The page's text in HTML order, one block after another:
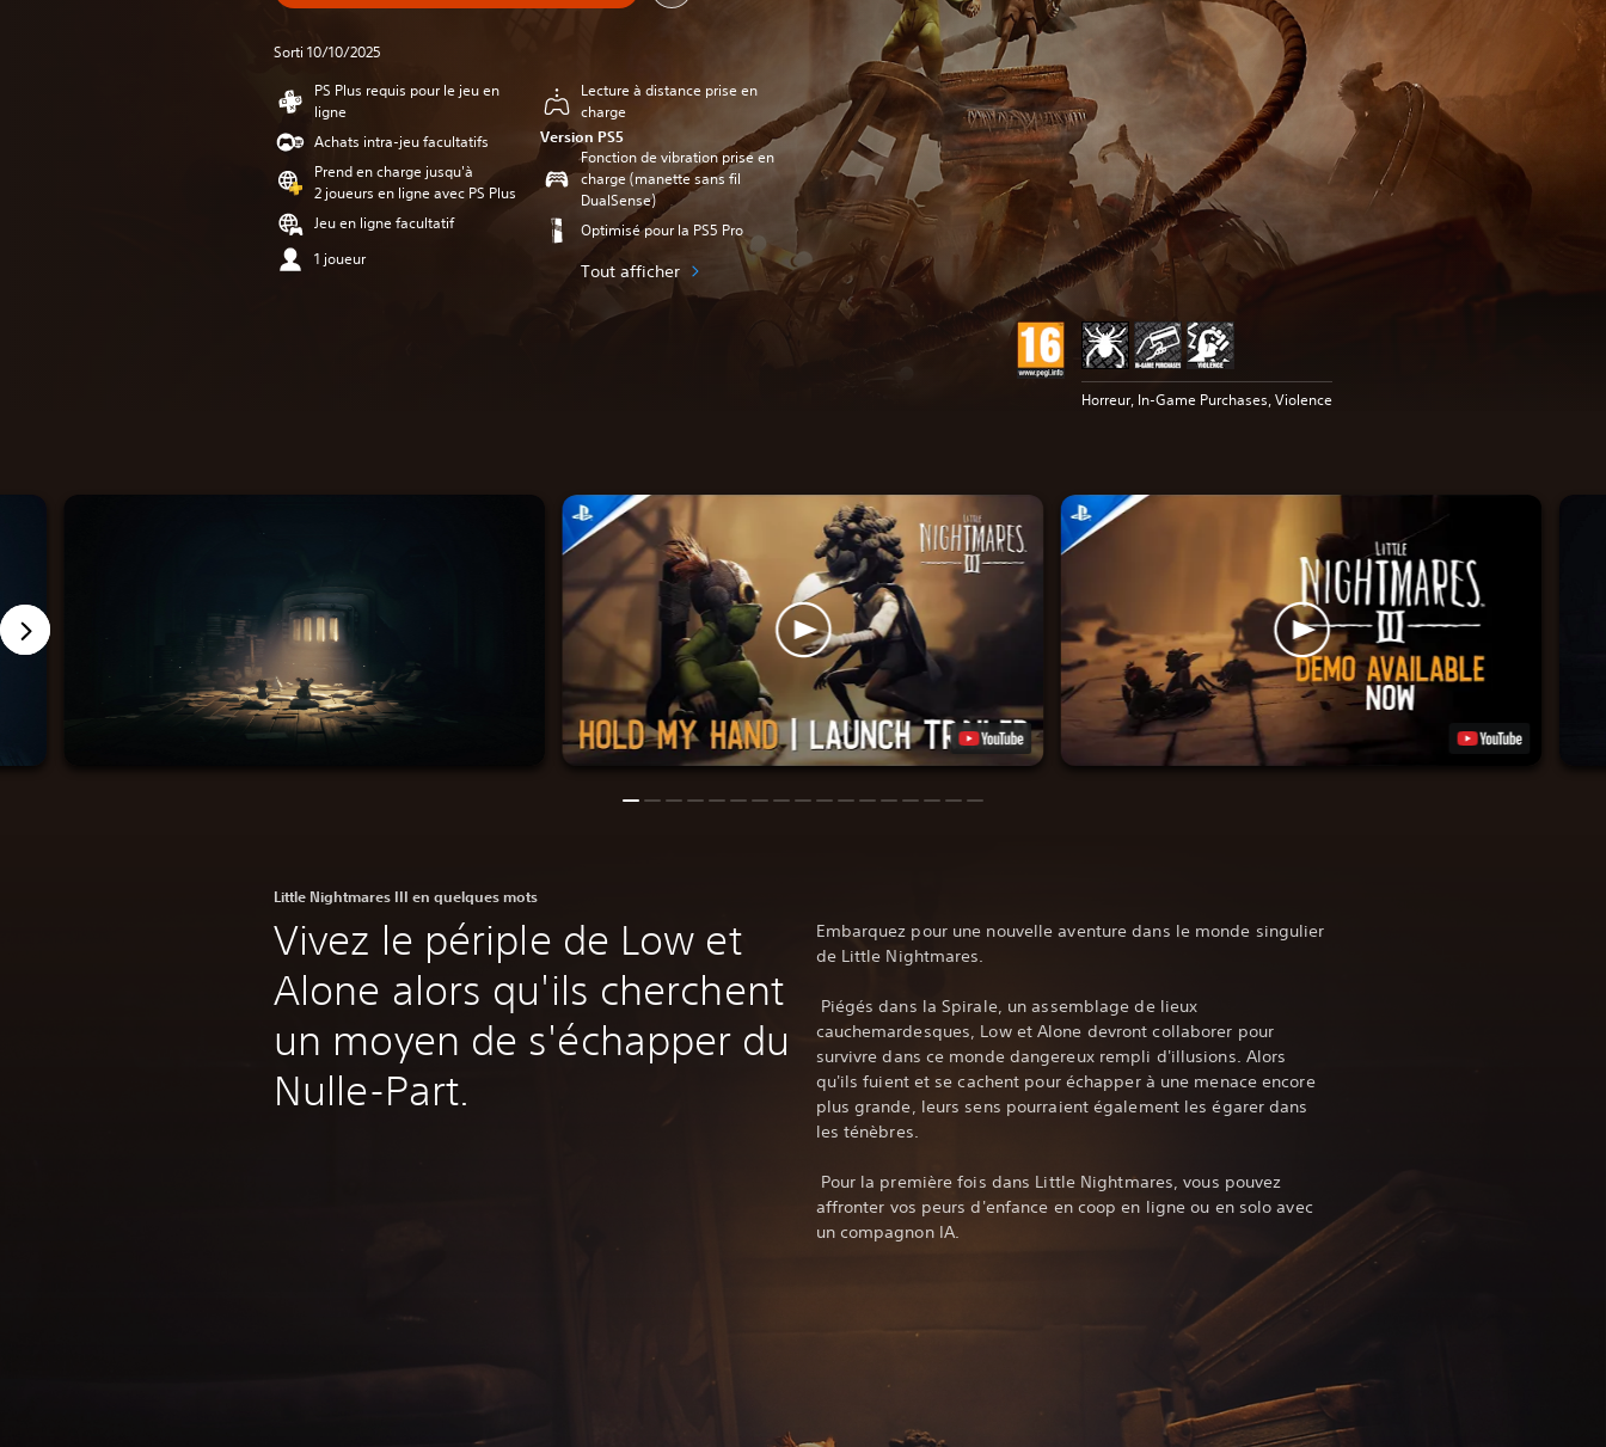
Sorti 10/10/2025
PS Plus requis pour le jeu en
ligne
Achats intra-jeu facultatifs
Prend en charge jusqu'à
2 joueurs en ligne avec PS Plus
Jeu en ligne facultatif
1 joueur
Lecture à distance prise en
charge
Version PS5
Fonction de vibration prise en
charge (manette sans fil
DualSense)
Optimisé pour la PS5 Pro
Tout afficher
Horreur, In-Game Purchases, Violence
Little Nightmares III en quelques mots
Vivez le périple de Low et
Alone alors qu'ils cherchent
un moyen de s'échapper du
Nulle-Part.
Embarquez pour une nouvelle aventure dans le monde singulier
de Little Nightmares.
‎ Piégés dans la Spirale, un assemblage de lieux
cauchemardesques, Low et Alone devront collaborer pour
survivre dans ce monde dangereux rempli d'illusions. Alors
qu'ils fuient et se cachent pour échapper à une menace encore
plus grande, leurs sens pourraient également les égarer dans
les ténèbres.
‎ Pour la première fois dans Little Nightmares, vous pouvez
affronter vos peurs d'enfance en coop en ligne ou en solo avec
un compagnon IA.